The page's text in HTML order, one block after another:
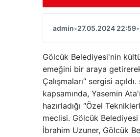
admin•27.05.2024 22:59•
Gölcük Belediyesi'nin
emeğini bir araya
Çalışmaları” sergisi
kapsamında, Yasemin
hazırladığı “Özel
meclisi. Gölcük Belediyesi
İbrahim Uzuner, Gölcük